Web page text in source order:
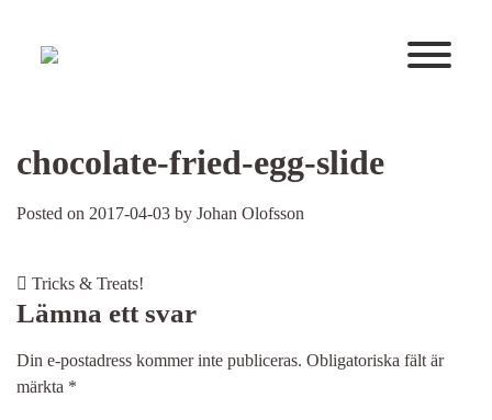
Huvudnavigering
chocolate-fried-egg-slide
Posted on 2017-04-03 by Johan Olofsson
Post navigation
Tricks & Treats!
Lämna ett svar
Din e-postadress kommer inte publiceras. Obligatoriska fält är
märkta *